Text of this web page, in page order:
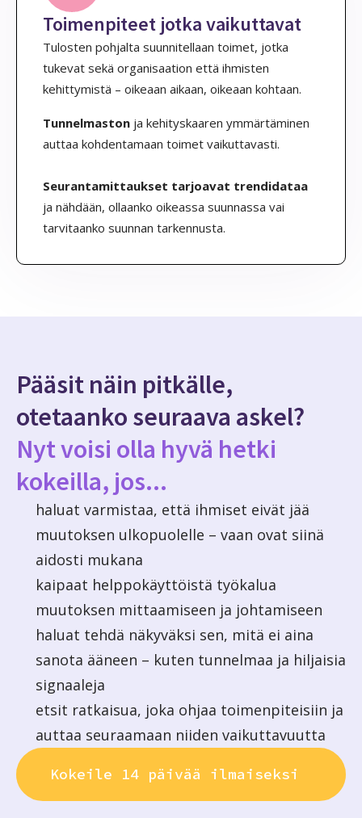
Toimenpiteet jotka vaikuttavat
Tulosten pohjalta suunnitellaan toimet, jotka
tukevat sekä organisaation että ihmisten
kehittymistä – oikeaan aikaan, oikeaan kohtaan.
Tunnelmaston ja kehityskaaren ymmärtäminen
auttaa kohdentamaan toimet vaikuttavasti.
Seurantamittaukset tarjoavat trendidataa
ja nähdään, ollaanko oikeassa suunnassa vai
tarvitaanko suunnan tarkennusta.
Pääsit näin pitkälle,
otetaanko seuraava askel?
Nyt voisi olla hyvä hetki
kokeilla, jos...
haluat varmistaa, että ihmiset eivät jää
muutoksen ulkopuolelle – vaan ovat siinä
aidosti mukana
kaipaat helppokäyttöistä työkalua
muutoksen mittaamiseen ja johtamiseen
haluat tehdä näkyväksi sen, mitä ei aina
sanota ääneen – kuten tunnelmaa ja hiljaisia
signaaleja
etsit ratkaisua, joka ohjaa toimenpiteisiin ja
auttaa seuraamaan niiden vaikuttavuutta
Kokeile 14 päivää ilmaiseksi